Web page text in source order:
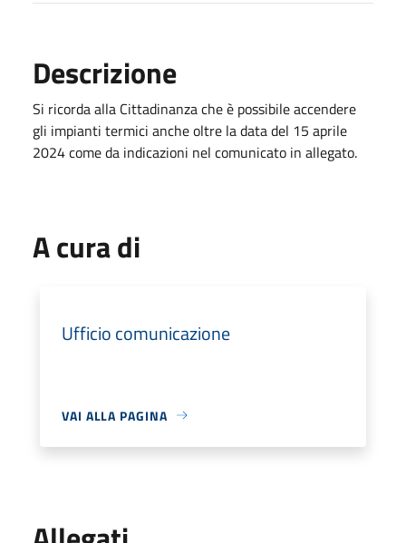
Descrizione
Si ricorda alla Cittadinanza che è possibile accendere
gli impianti termici anche oltre la data del 15 aprile
2024 come da indicazioni nel comunicato in allegato.
A cura di
Ufficio comunicazione
VAI ALLA PAGINA